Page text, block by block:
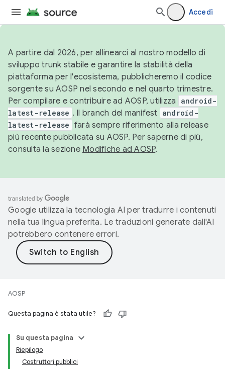
Accedi
A partire dal 2026, per allinearci al nostro modello di
sviluppo trunk stabile e garantire la stabilità della
piattaforma per l'ecosistema, pubblicheremo il codice
sorgente su AOSP nel secondo e nel quarto trimestre.
Per compilare e contribuire ad AOSP, utilizza
android-
latest-release . Il branch del manifest android-
latest-release farà sempre riferimento alla release
più recente pubblicata su AOSP. Per saperne di più,
consulta la sezione Modifiche ad AOSP.
Google utilizza la tecnologia AI per tradurre i contenuti
nella tua lingua preferita. Le traduzioni generate dall'AI
potrebbero contenere errori.
AOSP
Questa pagina è stata utile?
Su questa pagina
Riepilogo
Costruttori pubblici